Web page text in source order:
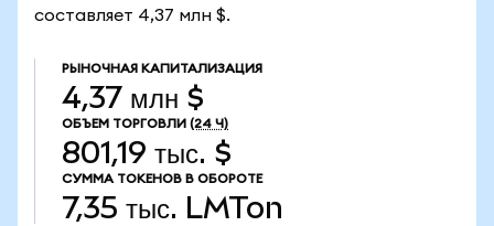
составляет 4,37 млн $.
РЫНОЧНАЯ КАПИТАЛИЗАЦИЯ
4,37 млн $
ОБЪЕМ ТОРГОВЛИ (24 Ч)
801,19 тыс. $
СУММА ТОКЕНОВ В ОБОРОТЕ
7,35 тыс. LMTon